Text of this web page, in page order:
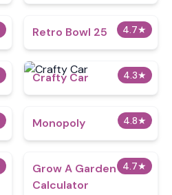
4.7★
Retro Bowl 25
4.3★
Crafty Car
4.8★
Monopoly
4.7★
Grow A Garden
Calculator​